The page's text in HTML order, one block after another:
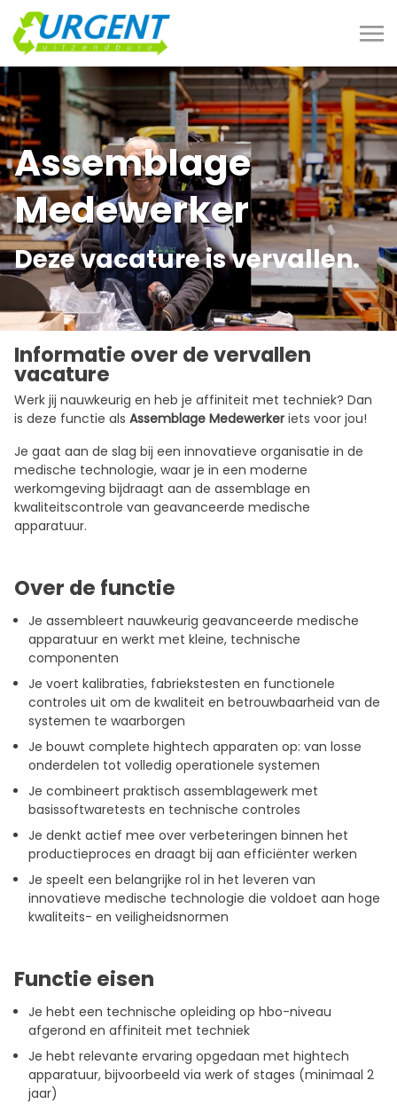
Assemblage
Medewerker
Deze vacature is vervallen.
Informatie over de vervallen
vacature
Werk jij nauwkeurig en heb je affiniteit met techniek? Dan
is deze functie als Assemblage Medewerker iets voor jou!
Je gaat aan de slag bij een innovatieve organisatie in de
medische technologie, waar je in een moderne
werkomgeving bijdraagt aan de assemblage en
kwaliteitscontrole van geavanceerde medische
apparatuur.
Over de functie
Je assembleert nauwkeurig geavanceerde medische
apparatuur en werkt met kleine, technische
componenten
Je voert kalibraties, fabriekstesten en functionele
controles uit om de kwaliteit en betrouwbaarheid van de
systemen te waarborgen
Je bouwt complete hightech apparaten op: van losse
onderdelen tot volledig operationele systemen
Je combineert praktisch assemblagewerk met
basissoftwaretests en technische controles
Je denkt actief mee over verbeteringen binnen het
productieproces en draagt bij aan efficiënter werken
Je speelt een belangrijke rol in het leveren van
innovatieve medische technologie die voldoet aan hoge
kwaliteits- en veiligheidsnormen
Functie eisen
Je hebt een technische opleiding op hbo-niveau
afgerond en affiniteit met techniek
Je hebt relevante ervaring opgedaan met hightech
apparatuur, bijvoorbeeld via werk of stages (minimaal 2
jaar)